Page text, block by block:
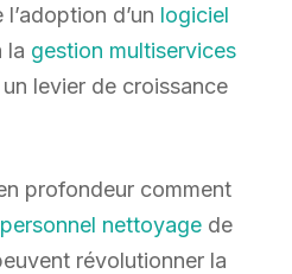
d’un logiciel
la gestion multiservices
levier de croissance
profondeur comment
nettoyagede
révolutionner la